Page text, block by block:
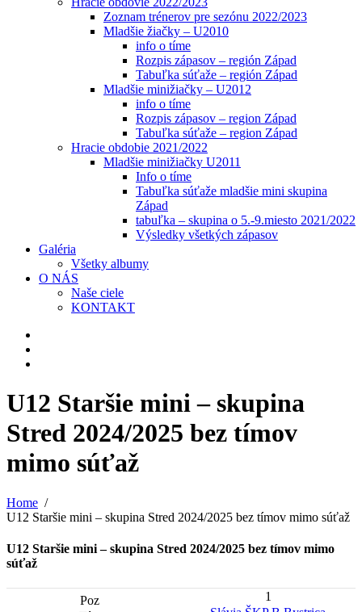
Zoznam trénerov pre sezónu 2022/2023
Mladšie žiačky – U2010
info o tíme
Rozpis zápasov – región Západ
Tabuľka súťaže – región Západ
Mladšie minižiačky – U2012
info o tíme
Rozpis zápasov – region Západ
Tabuľka súťaže – region Západ
Hracie obdobie 2021/2022
Mladšie minižiačky U2011
Info o tíme
Tabuľka súťaže mladšie mini skupina
Západ
tabuľka – skupina o 5.-9.miesto 2021/2022
Výsledky všetkých zápasov
Galéria
Všetky albumy
O NÁS
Naše ciele
KONTAKT
U12 Staršie mini – skupina
Stred 2024/2025 bez tímov
mimo súťaž
Home
U12 Staršie mini – skupina Stred 2024/2025 bez tímov mimo súťaž
U12 Staršie mini – skupina Stred 2024/2025 bez tímov mimo
súťaž
1